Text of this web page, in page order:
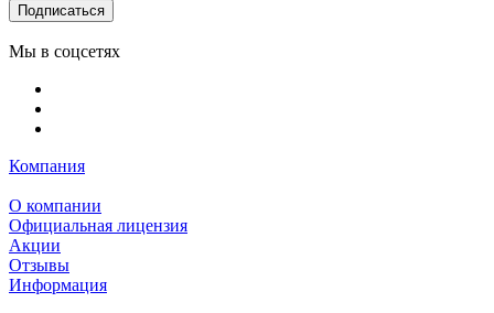
Подписаться
Мы в соцсетях
Компания
О компании
Официальная лицензия
Акции
Отзывы
Информация